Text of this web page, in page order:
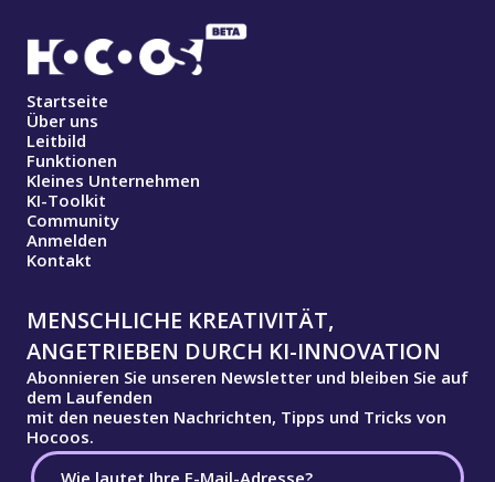
Startseite
Über uns
Leitbild
Funktionen
Kleines Unternehmen
KI-Toolkit
Community
Anmelden
Kontakt
MENSCHLICHE KREATIVITÄT,
ANGETRIEBEN DURCH KI-INNOVATION
Abonnieren Sie unseren Newsletter und bleiben Sie auf
dem Laufenden
mit den neuesten Nachrichten, Tipps und Tricks von
Hocoos.